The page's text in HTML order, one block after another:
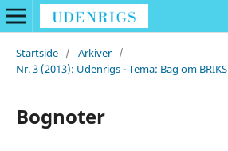
Startside / Arkiver /
Nr. 3 (2013): Udenrigs - Tema: Bag om BRIKS
Bognoter